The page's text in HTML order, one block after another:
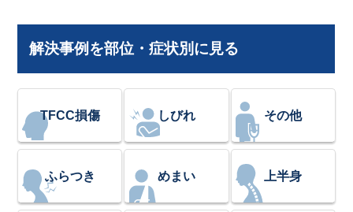
解決事例を部位・症状別に見る
TFCC損傷 しびれ その他
ふらつき めまい 上半身